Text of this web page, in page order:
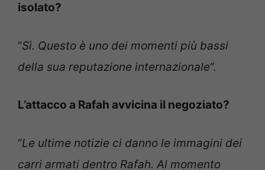
isolato?
“Sì. Questo è uno dei momenti più bassi
della sua reputazione internazionale“.
L’attacco a Rafah avvicina il negoziato?
“Le ultime notizie ci danno le immagini dei
carri armati dentro Rafah. Al momento